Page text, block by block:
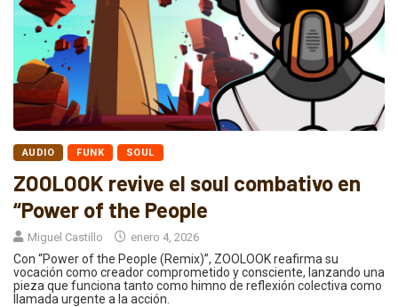
AUDIO FUNK SOUL
ZOOLOOK revive el soul combativo en
“Power of the People
Miguel Castillo enero 4, 2026
Con “Power of the People (Remix)”, ZOOLOOK reafirma su
vocación como creador comprometido y consciente, lanzando una
pieza que funciona tanto como himno de reflexión colectiva como
llamada urgente a la acción.